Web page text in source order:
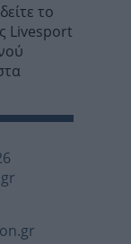
το
Livesport